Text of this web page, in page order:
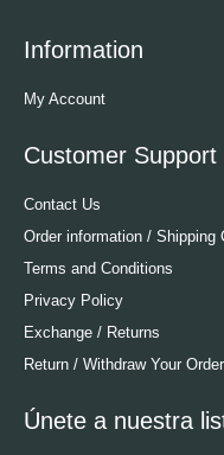
Information
My Account
Customer Support
Contact Us
Order information / Shipping
Terms and Conditions
Privacy Policy
Exchange / Returns
Return / Withdraw Your Order
Únete a nuestra